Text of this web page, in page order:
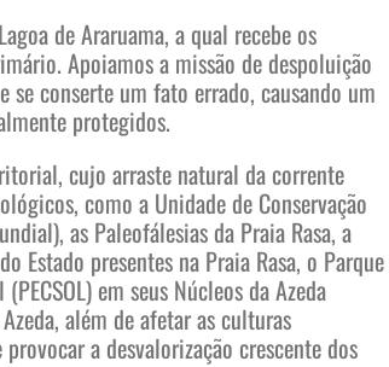
de Araruama, a qual recebe os
Apoiamos a missão de despoluição
conserte um fato errado, causando um
protegidos.
cujo arraste natural da corrente
como a Unidade de Conservação
as Paleofálesias da Praia Rasa, a
Estado presentes na Praia Rasa, o Parque
em seus Núcleos da Azeda
além de afetar as culturas
a desvalorização crescente dos